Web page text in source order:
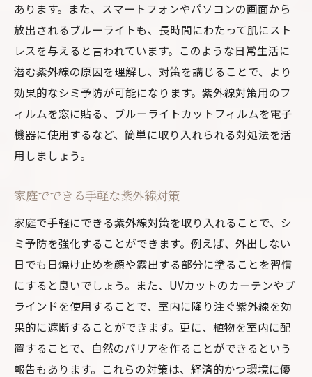
あります。また、スマートフォンやパソコンの画面から
放出されるブルーライトも、長時間にわたって肌にスト
レスを与えると言われています。このような日常生活に
潜む紫外線の原因を理解し、対策を講じることで、より
効果的なシミ予防が可能になります。紫外線対策用のフ
ィルムを窓に貼る、ブルーライトカットフィルムを電子
機器に使用するなど、簡単に取り入れられる対処法を活
用しましょう。
家庭でできる手軽な紫外線対策
家庭で手軽にできる紫外線対策を取り入れることで、シ
ミ予防を強化することができます。例えば、外出しない
日でも日焼け止めを顔や露出する部分に塗ることを習慣
にすると良いでしょう。また、UVカットのカーテンやブ
ラインドを使用することで、室内に降り注ぐ紫外線を効
果的に遮断することができます。更に、植物を室内に配
置することで、自然のバリアを作ることができるという
報告もあります。これらの対策は、経済的かつ環境に優